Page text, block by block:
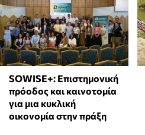
SOWISE+: Επιστημονική
πρόοδος και καινοτομία
για μια κυκλική
οικονομία στην πράξη